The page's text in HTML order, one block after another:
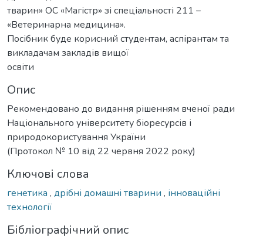
тварин» ОС «Магістр» зі спеціальності 211 –
«Ветеринарна медицина».
Посібник буде корисний студентам, аспірантам та
викладачам закладів вищої
освіти
Опис
Рекомендовано до видання рішенням вченої ради
Національного університету біоресурсів і
природокористування України
(Протокол № 10 від 22 червня 2022 року)
Ключові слова
генетика , дрібні домашні тварини , інноваційні
технології
Бібліографічний опис